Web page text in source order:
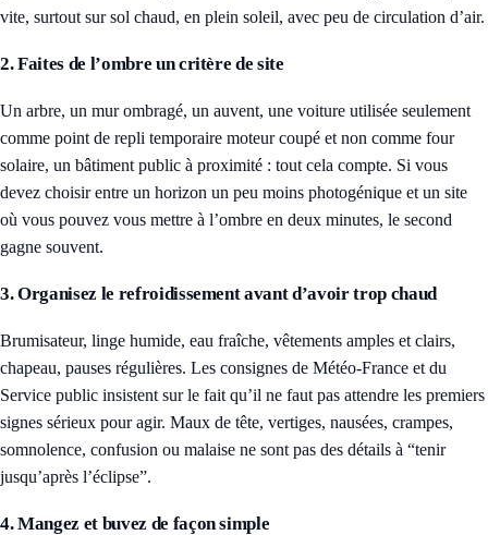
vite, surtout sur sol chaud, en plein soleil, avec peu de circulation d’air.
2. Faites de l’ombre un critère de site
Un arbre, un mur ombragé, un auvent, une voiture utilisée seulement
comme point de repli temporaire moteur coupé et non comme four
solaire, un bâtiment public à proximité : tout cela compte. Si vous
devez choisir entre un horizon un peu moins photogénique et un site
où vous pouvez vous mettre à l’ombre en deux minutes, le second
gagne souvent.
3. Organisez le refroidissement avant d’avoir trop chaud
Brumisateur, linge humide, eau fraîche, vêtements amples et clairs,
chapeau, pauses régulières. Les consignes de Météo-France et du
Service public insistent sur le fait qu’il ne faut pas attendre les premiers
signes sérieux pour agir. Maux de tête, vertiges, nausées, crampes,
somnolence, confusion ou malaise ne sont pas des détails à “tenir
jusqu’après l’éclipse”.
4. Mangez et buvez de façon simple